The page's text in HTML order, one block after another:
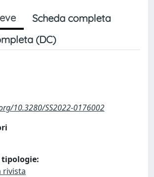
Scheda completa
(DC)
10.3280/SS2022-0176002
tipologie:
rivista